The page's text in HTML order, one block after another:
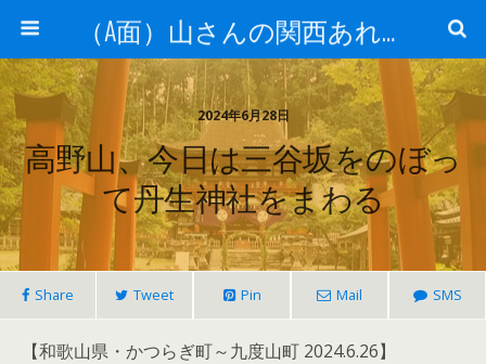
（A面）山さんの関西あれこれ見て歩き （B面）山さんの戦国あれこれ読み歩き
2024年6月28日
高野山、今日は三谷坂をのぼっ
て丹生神社をまわる
Share Tweet Pin Mail SMS
【和歌山県・かつらぎ町～九度山町 2024.6.26】